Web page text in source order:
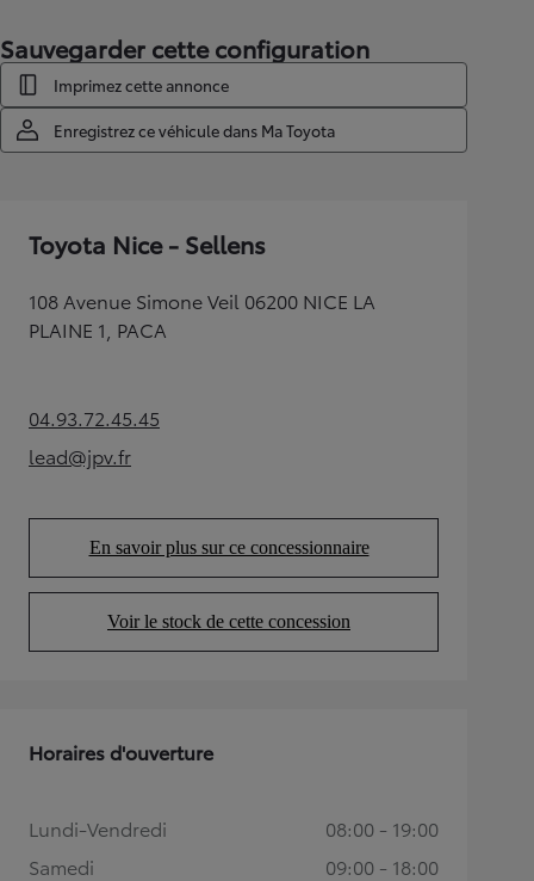
Sauvegarder cette configuration
Imprimez cette annonce
Enregistrez ce véhicule dans Ma Toyota
Toyota Nice - Sellens
108 Avenue Simone Veil 06200 NICE LA
PLAINE 1, PACA
04.93.72.45.45(Opens in new tab)
lead@jpv.fr(Opens in new tab)
En savoir plus sur ce concessionnaire
(Opens in new tab)
Voir le stock de cette concession
(Opens in new tab)
Horaires d'ouverture
Lundi-Vendredi
08:00 - 19:00
Samedi
09:00 - 18:00